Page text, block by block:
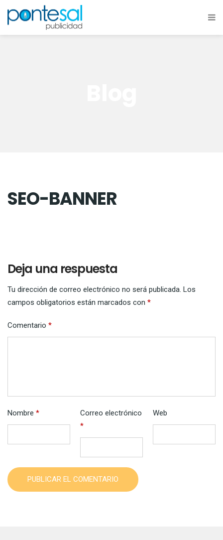
SEO-BANNER
Deja una respuesta
Tu dirección de correo electrónico no será publicada. Los
campos obligatorios están marcados con *
Comentario *
Nombre *
Correo electrónico
*
Web
PUBLICAR EL COMENTARIO